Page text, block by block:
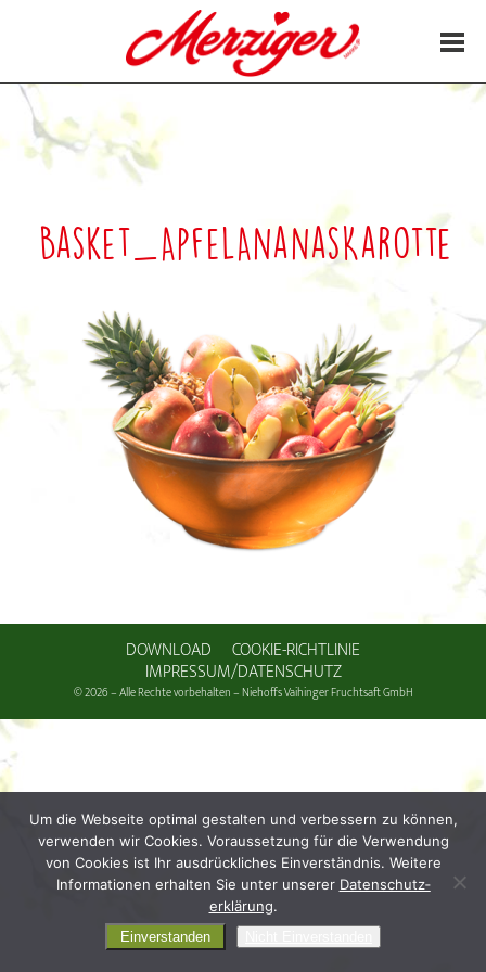
5. Juli 2017
Basket_ApfelAnanasKarotte
DOWNLOAD COOKIE-RICHTLINIE
IMPRESSUM/DATENSCHUTZ
© 2026 – Alle Rechte vorbehalten – Niehoffs Vaihinger Fruchtsaft GmbH
Um die Webseite optimal gestalten und verbessern zu können,
verwenden wir Cookies. Voraussetzung für die Verwendung
von Cookies ist Ihr ausdrückliches Einverständnis. Weitere
Informationen erhalten Sie unter unserer Daten­schutz­
erklärung.
Einverstanden